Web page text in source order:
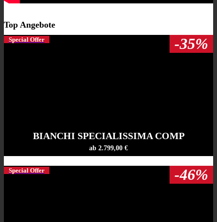
Top Angebote
Special Offer -35%
BIANCHI SPECIALISSIMA COMP
ab 2.799,00 €
Special Offer -46%